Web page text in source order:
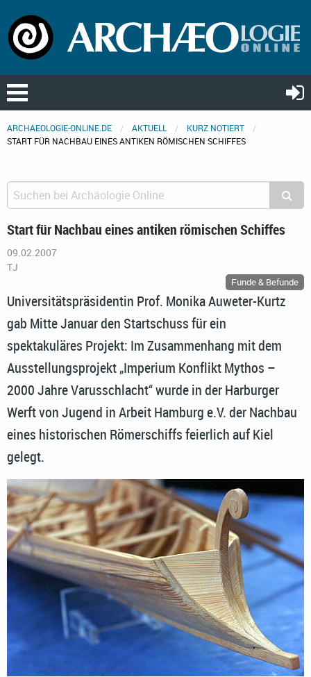
ARCHAEOLOGIE-ONLINE.DE AKTUELL
KURZ NOTIERT
START FÜR NACHBAU EINES ANTIKEN RÖMISCHEN SCHIFFES
Start für Nachbau eines antiken römischen Schiffes
09.02.2007
TJ
Funde & Befunde
Universitätspräsidentin Prof. Monika Auweter-Kurtz
gab Mitte Januar den Startschuss für ein
spektakuläres Projekt: Im Zusammenhang mit dem
Ausstellungsprojekt „Imperium Konflikt Mythos –
2000 Jahre Varusschlacht“ wurde in der Harburger
Werft von Jugend in Arbeit Hamburg e.V. der Nachbau
eines historischen Römerschiffs feierlich auf Kiel
gelegt.